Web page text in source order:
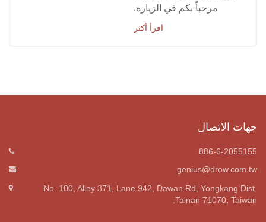
مرحباً بكم في الزيارة.
اقرأ أكثر
جهات الاتصال
886-6-2055155
genius@drow.com.tw
No. 100, Alley 371, Lane 942, Dawan Rd, Yongkang Dist,
Tainan 71070, Taiwan.